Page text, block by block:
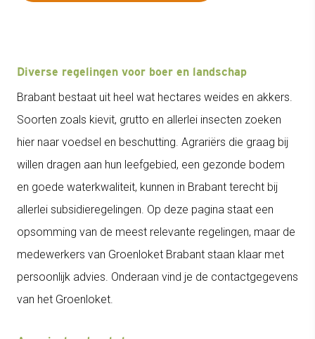
Diverse regelingen voor boer en landschap
Brabant bestaat uit heel wat hectares weides en akkers.
Soorten zoals kievit, grutto en allerlei insecten zoeken
hier naar voedsel en beschutting. Agrariërs die graag bij
willen dragen aan hun leefgebied, een gezonde bodem
en goede waterkwaliteit, kunnen in Brabant terecht bij
allerlei subsidieregelingen. Op deze pagina staat een
opsomming van de meest relevante regelingen, maar de
medewerkers van Groenloket Brabant staan klaar met
persoonlijk advies. Onderaan vind je de contactgegevens
van het Groenloket.